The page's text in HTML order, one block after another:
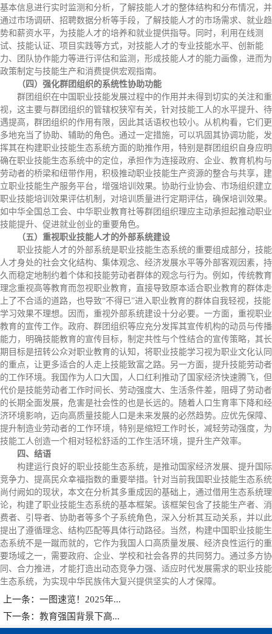
基本信息进行实时监测和分析，了解技能人才的整体结构和分布情况，并
通过市场调研、招聘数据分析等手段，了解技能人才的市场需求、就业趋
势和薪资水平，为技能人才的培养和就业提供指导。同时，利用在线测
试、技能认证、项目实践等方式，对技能人才的专业技能水平、创新能
力、团队协作能力等进行评估和监测，形成技能人才的能力画像，进而为
政策制定与技能生产和消费提供宏观指南。
（四）强化群团组织的系统性协助功能
群团组织在中国职业技能发展过程中的作用并未得到切实的关注和重
视，这主要与群团组织的管辖权狭窄有关，针对技能工人的水平提升、待
遇提高，群团组织的作用有限，因此其话语权也较小。从机构看，它们更
多地充当了协助、辅助的角色。通过一定措施，可以巩固其协调功能，发
挥其在构建职业技能生态系统方面的助推作用，特别是群团组织自身应明
确在职业技能生态系统中的定位，承担作为连接政府、企业、教育机构与
劳动者的桥梁和纽带作用，积极推动职业技能生产资源的整合与共享，建
立职业技能生产服务平台，增强培训效果。协助行业协会、市场组织建立
职业技能培训效果评估机制，对培训质量进行定期评估，确保培训效果。
如中华全国总工会、中华职业教育社等群团组织理应主动承担起推动职业
技能提升、促进就业创业的重要角色。
（五）重视职业技能人才的外部系统建设
职业技能人才的外部系统是职业技能生态系统的重要组成部分，技能
人才身处的社会文化结构、集体观念、经济发展水平等外部客观因素，持
久而稳定地制约着个体和技能劳动者群体的观念与行为。例如，传统教育
理念重视高等教育而忽视职业教育，直接导致原本适合职业教育的群体走
上了不合适的道路，也导致“不得已”进入职业教育的群体自我轻视，技能
学习效果不理想。因而，重视外部系统建设十分必要。一方面，重视职业
教育的宣传工作。政府、群团组织等应充分发挥其宣传机构的动员与传播
能力，明确技能教育的宣传目标，制定共性与个性结合的宣传策略，其长
期目标是扭转公众对职业教育的认知，将职业技能学习视为职业文化认同
的重点，让更多适合的人走上技能致富之路。另一方面，提升技能劳动者
的工作环境。我国作为人口大国，人口红利推动了国家经济快速腾飞，但
代价是技能劳动者工作时间长、劳动强度大、生活条件差，阻碍了劳动者
的长期全面发展，危害是社会性的也是长远的。随着人口生育率下降和经
济环境影响，迈向高质量技能人口是未来发展的必然趋势。应优先保障、
提升制造业劳动者的工作环境，特别是缩短工作时长，减轻劳动强度，为
技能工人创造一个相对轻松舒适的工作生活环境，提升生产效率。
四、结语
构建运行良好的职业技能生态系统，是推动国家经济发展、提升国际
竞争力、提高民众幸福指数的重要举措。针对当前我国职业技能生态系统
尚付阙如的现状，本文在分析其多重成因的基础上，通过借用生态系统理
论，构建了职业技能生态系统的基本框架。该框架包含了技能生产者、消
费者、引导者、协助者等多个子系统角色，深入分析其互动关系，并以此
提出了遵循理念、结构匹配等具体行动路径。当然，构建中国职业技能生
态系统不是一蹴而就的，它作为我国人口高质量发展、经济良性运行的重
要场域之一，需要政府、企业、学校和社会各界的共同努力。通过多方协
同、合力推进，才能打造出动态竞争力强、适应时代发展需求的职业技能
生态系统，为实现中华民族伟大复兴提供坚实的人才保障。
上一条： 一图速览！2025年...
下一条： 教育强国背景下高...